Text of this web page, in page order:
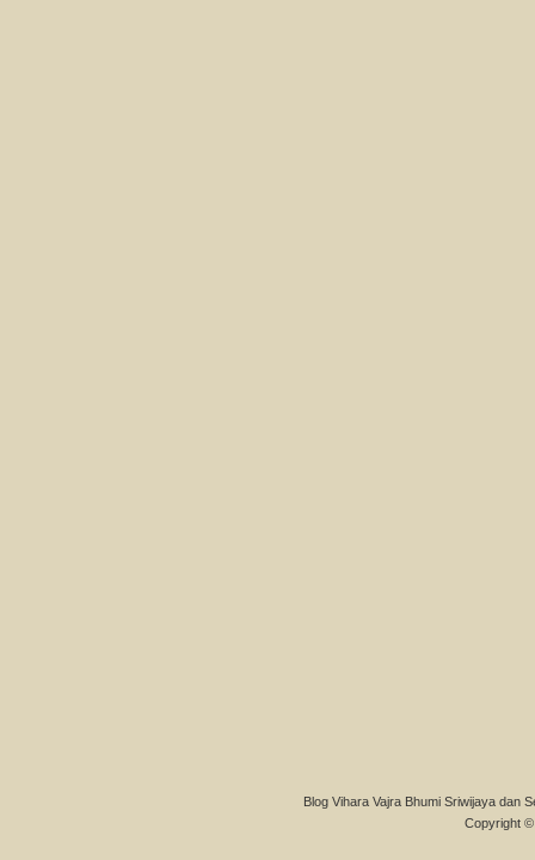
Blog Vihara Vajra Bhumi Sriwijaya dan
Copyright ©